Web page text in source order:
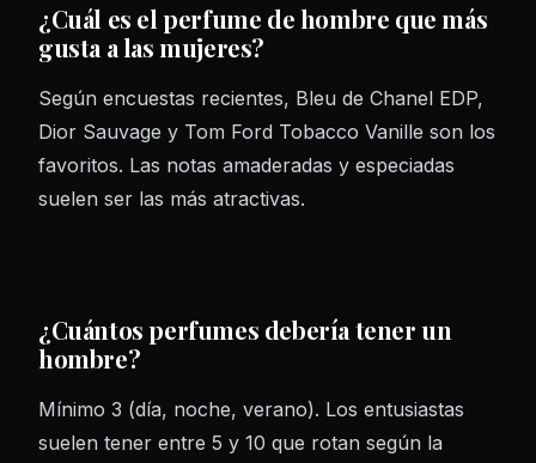
¿Cuál es el perfume de hombre que más
gusta a las mujeres?
Según encuestas recientes, Bleu de Chanel EDP,
Dior Sauvage y Tom Ford Tobacco Vanille son los
favoritos. Las notas amaderadas y especiadas
suelen ser las más atractivas.
¿Cuántos perfumes debería tener un
hombre?
Mínimo 3 (día, noche, verano). Los entusiastas
suelen tener entre 5 y 10 que rotan según la